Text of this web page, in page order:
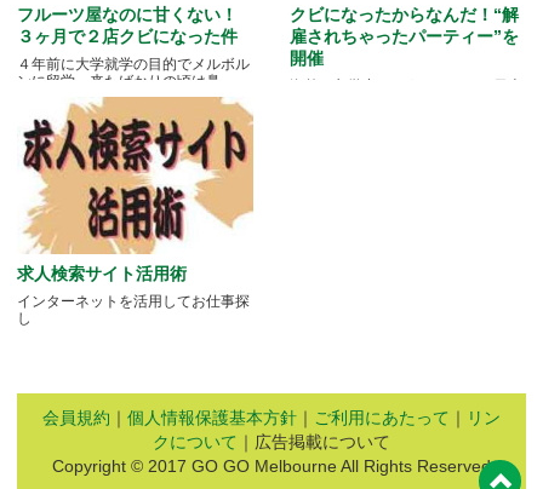
フルーツ屋なのに甘くない！
３ヶ月で２店クビになった件
４年前に大学就学の目的でメルボル
ンに留学。来たばかりの頃は鼻.....
クビになったからなんだ！“解
雇されちゃったパーティー”を
開催
求人検索サイト活用術
インターネットを活用してお仕事探
し
会員規約 ｜ 個人情報保護基本方針 ｜ ご利用にあたって ｜ リン
クについて ｜広告掲載について
Copyright © 2017 GO GO Melbourne All Rights Reserved